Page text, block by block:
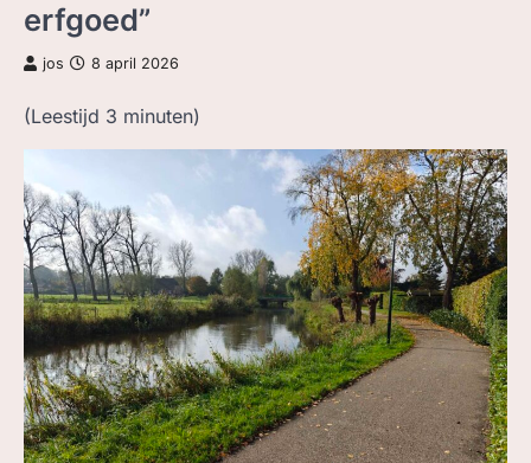
CONTACT
LEZEN BC, JAAR
ZOEK, IN BC
erfgoed”
jos 8 april 2026
(Leestijd 3 minuten)